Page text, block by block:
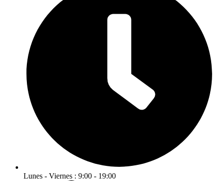
Lunes - Viernes : 9:00 - 19:00